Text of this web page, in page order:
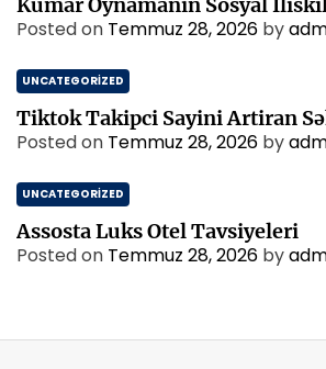
Posted on Temmuz 28, 2026 by
UNCATEGORIZED
Tiktok Takipci Sayini Artiran
Posted on Temmuz 28, 2026 by
UNCATEGORIZED
Assosta Luks Otel Tavsiyeleri
Posted on Temmuz 28, 2026 by